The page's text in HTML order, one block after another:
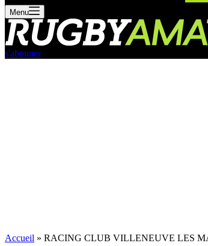
Menu
s'abonner
Accueil » RACING CLUB VILLENEUVE LES